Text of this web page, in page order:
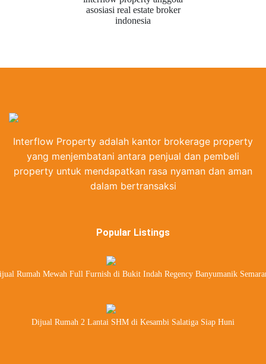
Interflow Property adalah kantor brokerage property
yang menjembatani antara penjual dan pembeli
property untuk mendapatkan rasa nyaman dan aman
dalam bertransaksi
Popular Listings
Rumah Mewah Full Furnish di Bukit Indah Regency Banyumanik
Dijual Rumah 2 Lantai SHM di Kesambi Salatiga Siap Huni